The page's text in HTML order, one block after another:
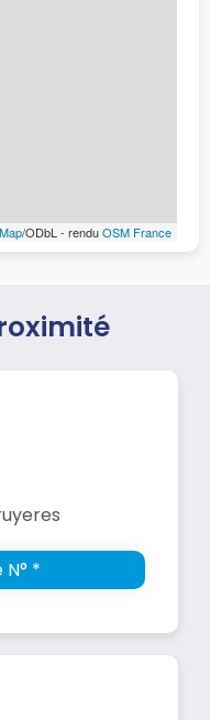
/ODbL - renduOSM France
*